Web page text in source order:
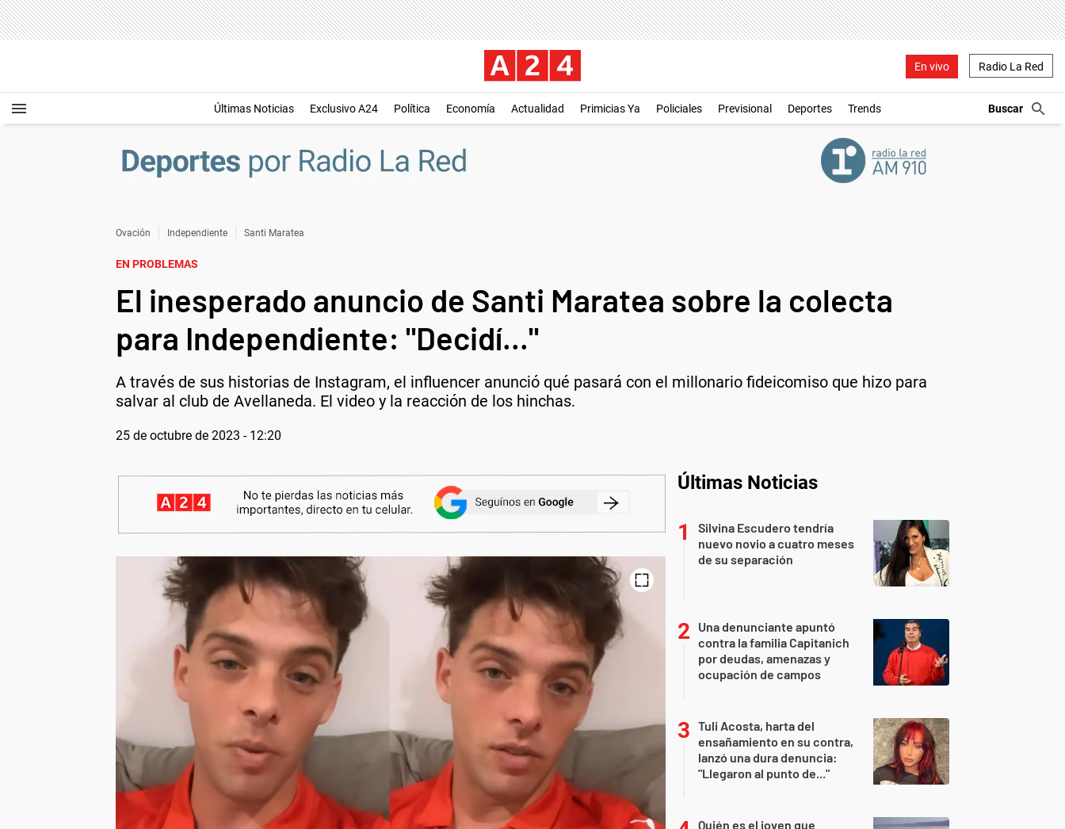
En vivo Radio La Red
Últimas Noticias Exclusivo A24 Política Economía Actualidad Primicias Ya Policiales Previsional Deportes Trends
Ovación Independiente Santi Maratea
EN PROBLEMAS
El inesperado anuncio de Santi Maratea sobre la colecta
para Independiente: "Decidí..."
A través de sus historias de Instagram, el influencer anunció qué pasará con el millonario fideicomiso que hizo para
salvar al club de Avellaneda. El video y la reacción de los hinchas.
25 de octubre de 2023 - 12:20
Últimas Noticias
Silvina Escudero tendría
nuevo novio a cuatro meses
de su separación
Una denunciante apuntó
contra la familia Capitanich
por deudas, amenazas y
ocupación de campos
Tuli Acosta, harta del
ensañamiento en su contra,
lanzó una dura denuncia:
"Llegaron al punto de..."
Quién es el joven que